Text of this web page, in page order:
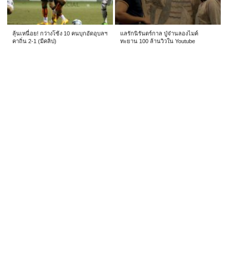
ลุ้นเหนื่อย! กว่างโซ้ง 10 คนบุกอัดอุบลฯ
คาถิ่น 2-1 (มีคลิป)
แลรักนิรันดร์กาล ปู่จ๋านลองไมค์
ทะยาน 100 ล้านวิวใน Youtube